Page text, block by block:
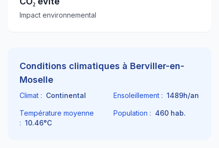
Impact environnemental
Conditions climatiques à Berviller-en-
Moselle
Climat : Continental Ensoleillement : 1489h/an
Température moyenne
: 10.46°C
Population : 460 hab.